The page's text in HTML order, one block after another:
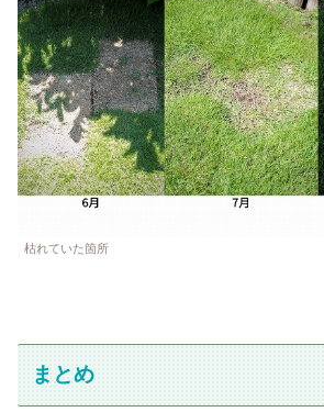
枯れていた箇所
まとめ